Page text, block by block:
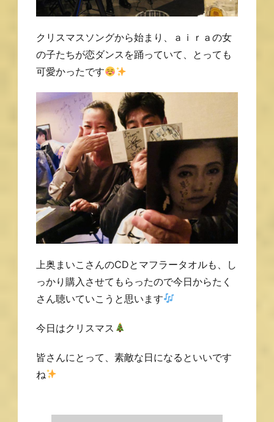
クリスマスソングから始まり、ａｉｒａの女
の子たちが恋ダンスを踊っていて、とっても
可愛かったです
上奥まいこさんのCDとマフラータオルも、し
っかり購入させてもらったので今日からたく
さん聴いていこうと思います
今日はクリスマス
皆さんにとって、素敵な日になるといいです
ね